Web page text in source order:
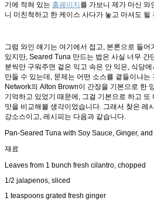
기에 적혀 있는 홈페이지 를 가보니 제가 마신 와
니 미친척하고 한 케이스 사다가 놓고 마셔도 될
그럼 와인 얘기는 여기에서 접고, 본론으로 들
있지만, Seared Tuna 만드는 법은 사실 너무 간
분씩만 구워주면 겉은 익고 속은 안 익은, 식당에
만들 수 있는데, 문제는 어떤 소스를 곁들이냐는
Network의 Alton Brown이 간장을 기본으로 한
기억하고 있었기 때문에, 그걸 기본으로 하고 또
맛을 비교해볼 생각이었습니다. 그래서 찾은 레
강소스이고, 레시피는 다음과 같습니다.
Pan-Seared Tuna with Soy Sauce, Ginger,
재료
Leaves from 1 bunch fresh cilantro, chopped
1/2 jalapenos, sliced
1 teaspoons grated fresh ginger